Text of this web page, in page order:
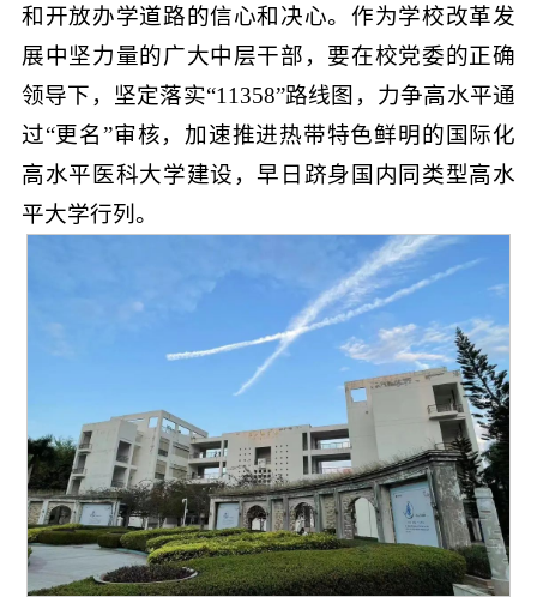
和开放办学道路的信心和决心。作为学校改革发
展中坚力量的广大中层干部，要在校党委的正确
领导下，坚定落实“11358”路线图，力争高水平通
过“更名”审核，加速推进热带特色鲜明的国际化
高水平医科大学建设，早日跻身国内同类型高水
平大学行列。